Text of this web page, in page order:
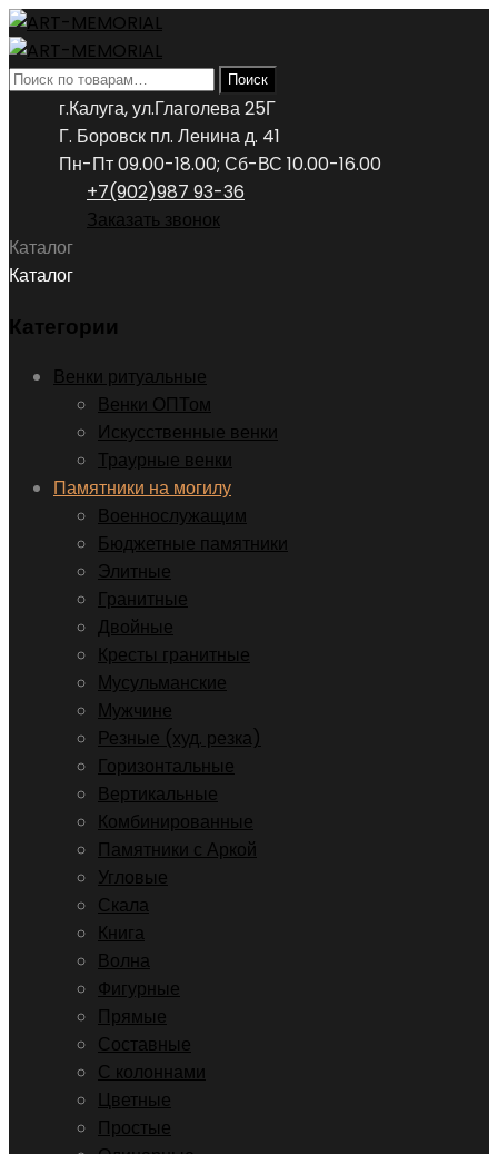
Искать: Поиск
г.Калуга, ул.Глаголева 25Г
Г. Боровск пл. Ленина д. 41
Пн-Пт 09.00-18.00; Сб-ВС 10.00-16.00
+7(902)987 93-36
Заказать звонок
Каталог
Каталог
Категории
Венки ритуальные
Венки ОПТом
Искусственные венки
Траурные венки
Памятники на могилу
Военнослужащим
Бюджетные памятники
Элитные
Гранитные
Двойные
Кресты гранитные
Мусульманские
Мужчине
Резные (худ. резка)
Горизонтальные
Вертикальные
Комбинированные
Памятники с Аркой
Угловые
Скала
Книга
Волна
Фигурные
Прямые
Составные
С колоннами
Цветные
Простые